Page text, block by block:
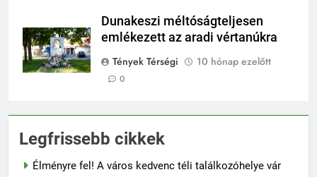
Dunakeszi méltóságteljesen
emlékezett az aradi vértanúkra
Tények Térségi
10 hónap ezelőtt
0
Legfrissebb cikkek
Élményre fel! A város kedvenc téli találkozóhelye vár